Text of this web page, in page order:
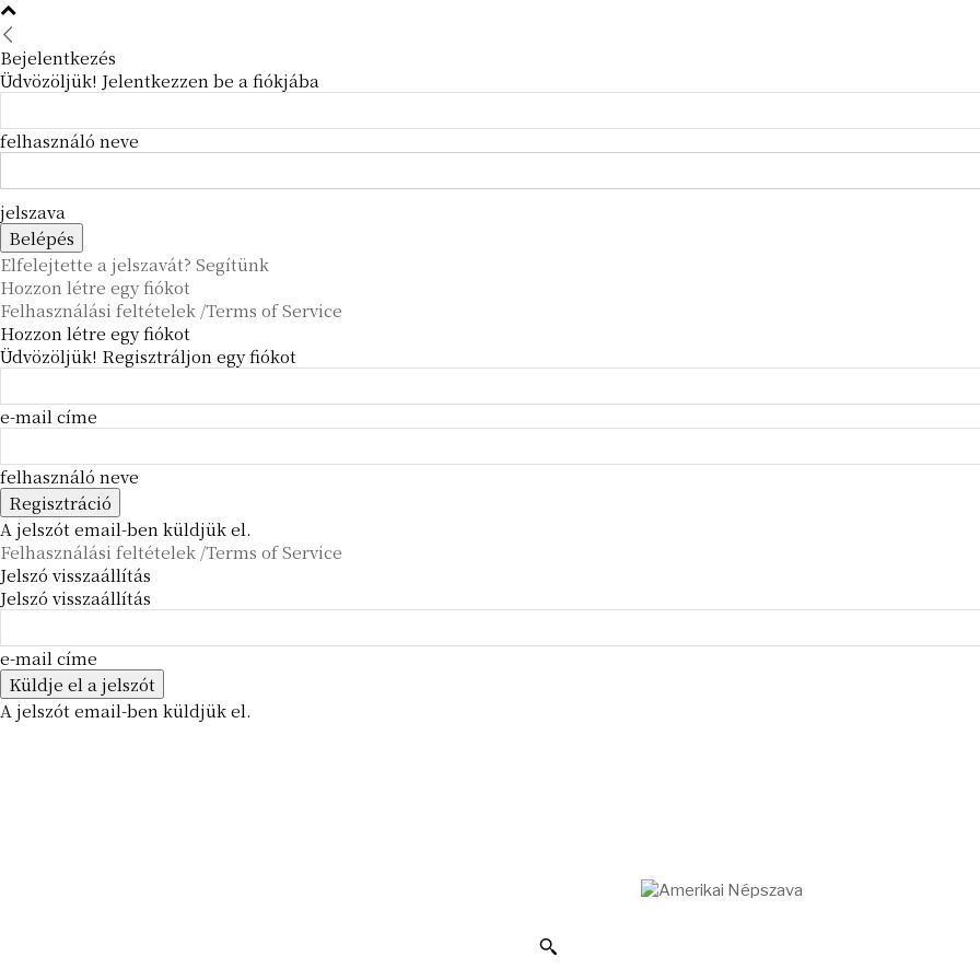
Bejelentkezés
Üdvözöljük! Jelentkezzen be a fiókjába
felhasználó neve
jelszava
Elfelejtette a jelszavát? Segítünk
Hozzon létre egy fiókot
Felhasználási feltételek /Terms of Service
Hozzon létre egy fiókot
Üdvözöljük! Regisztráljon egy fiókot
e-mail címe
felhasználó neve
A jelszót email-ben küldjük el.
Felhasználási feltételek /Terms of Service
Jelszó visszaállítás
Jelszó visszaállítás
e-mail címe
A jelszót email-ben küldjük el.